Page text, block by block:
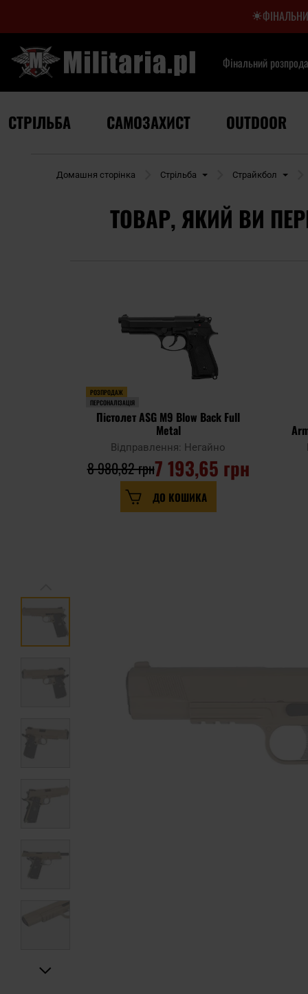
Фінальний
СТРІЛЬБА САМОЗАХИСТ OUTDOOR
Домашня сторінка Стрільба Страйкбол
ТОВАР, ЯКИЙ ВИ
РОЗПРОДАЖ
ПЕРСОНАЛІЗАЦІЯ
Пістолет ASG M9 Blow Back Full
Metal
Відправлення: Негайно
7 193,65 грн
8 980,82 грн
ДО КОШИКА